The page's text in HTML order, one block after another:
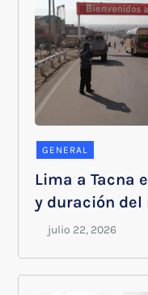
GENERAL
Lima a Tacna
y duración del